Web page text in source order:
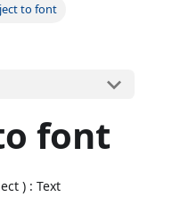
to font
font
) : Text